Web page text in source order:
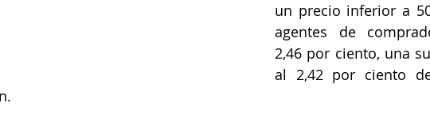
un precio inferior a
agentes de
2,46 por ciento, una
al 2,42 por ciento